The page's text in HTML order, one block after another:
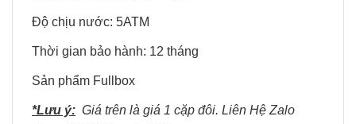
Độ chịu nước: 5ATM
Thời gian bảo hành: 12 tháng
Sản phẩm Fullbox
*Lưu ý: Giá trên là giá 1 cặp đôi. Liên Hệ Zalo